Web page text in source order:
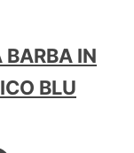
BARBA IN
BLU